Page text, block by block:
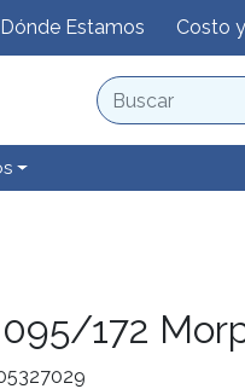
Dónde Estamos Costo
172